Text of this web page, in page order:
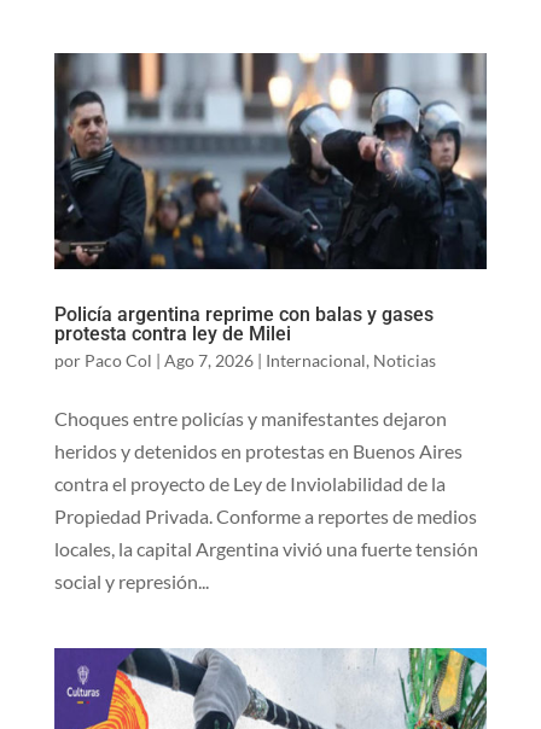
Policía argentina reprime con balas y gases
protesta contra ley de Milei
por Paco Col | Ago 7, 2026| Internacional, Noticias
Choques entre policías y manifestantes dejaron
heridos y detenidos en protestas en Buenos Aires
contra el proyecto de Ley de Inviolabilidad de la
Propiedad Privada. Conforme a reportes de medios
locales, la capital Argentina vivió una fuerte tensión
social y represión...